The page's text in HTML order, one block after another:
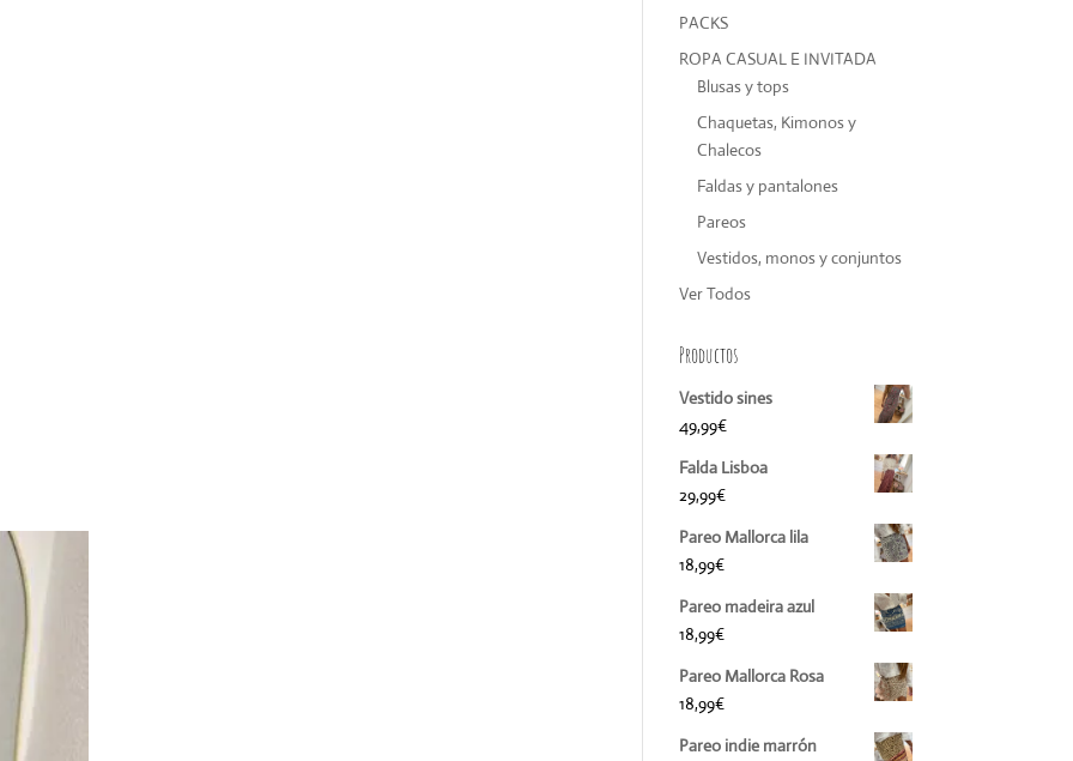
PACKS
ROPA CASUAL E INVITADA
Blusas y tops
Chaquetas, Kimonos y
Chalecos
Faldas y pantalones
Pareos
Vestidos, monos y conjuntos
Ver Todos
Productos
Vestido sines
49,99€
Falda Lisboa
29,99€
Pareo Mallorca lila
18,99€
Pareo madeira azul
18,99€
Pareo Mallorca Rosa
18,99€
Pareo indie marrón